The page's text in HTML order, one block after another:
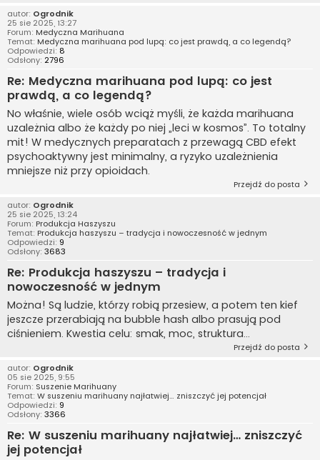
autor: Ogrodnik
25 sie 2025, 13:27
Forum: Medyczna Marihuana
Temat: Medyczna marihuana pod lupą: co jest prawdą, a co legendą?
Odpowiedzi: 8
Odsłony: 2796
Re: Medyczna marihuana pod lupą: co jest
prawdą, a co legendą?
No właśnie, wiele osób wciąż myśli, że każda marihuana
uzależnia albo że każdy po niej „leci w kosmos”. To totalny
mit! W medycznych preparatach z przewagą CBD efekt
psychoaktywny jest minimalny, a ryzyko uzależnienia
mniejsze niż przy opioidach.
Przejdź do posta
autor: Ogrodnik
25 sie 2025, 13:24
Forum: Produkcja Haszyszu
Temat: Produkcja haszyszu – tradycja i nowoczesność w jednym
Odpowiedzi: 9
Odsłony: 3683
Re: Produkcja haszyszu – tradycja i
nowoczesność w jednym
Można! Są ludzie, którzy robią przesiew, a potem ten kief
jeszcze przerabiają na bubble hash albo prasują pod
ciśnieniem. Kwestia celu: smak, moc, struktura...
Przejdź do posta
autor: Ogrodnik
05 sie 2025, 9:55
Forum: Suszenie Marihuany
Temat: W suszeniu marihuany najłatwiej… zniszczyć jej potencjał
Odpowiedzi: 9
Odsłony: 3366
Re: W suszeniu marihuany najłatwiej… zniszczyć
jej potencjał